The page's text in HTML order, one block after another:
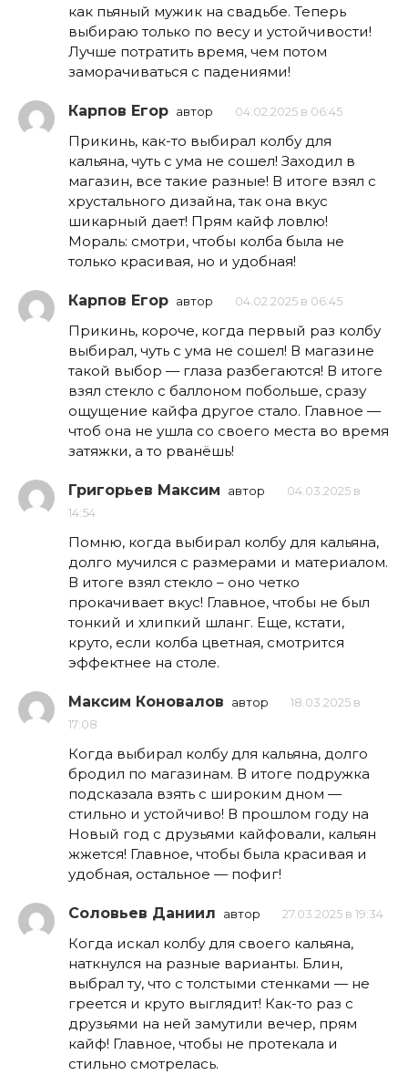
как пьяный мужик на свадьбе. Теперь
выбираю только по весу и устойчивости!
Лучше потратить время, чем потом
заморачиваться с падениями!
Карпов Егор автор 04.02.2025 в 06:45
Прикинь, как-то выбирал колбу для
кальяна, чуть с ума не сошел! Заходил в
магазин, все такие разные! В итоге взял с
хрустального дизайна, так она вкус
шикарный дает! Прям кайф ловлю!
Мораль: смотри, чтобы колба была не
только красивая, но и удобная!
Карпов Егор автор 04.02.2025 в 06:45
Прикинь, короче, когда первый раз колбу
выбирал, чуть с ума не сошел! В магазине
такой выбор — глаза разбегаются! В итоге
взял стекло с баллоном побольше, сразу
ощущение кайфа другое стало. Главное —
чтоб она не ушла со своего места во время
затяжки, а то рванёшь!
Григорьев Максим автор
04.03.2025 в
14:54
Помню, когда выбирал колбу для кальяна,
долго мучился с размерами и материалом.
В итоге взял стекло – оно четко
прокачивает вкус! Главное, чтобы не был
тонкий и хлипкий шланг. Еще, кстати,
круто, если колба цветная, смотрится
эффектнее на столе.
Максим Коновалов автор
18.03.2025 в
17:08
Когда выбирал колбу для кальяна, долго
бродил по магазинам. В итоге подружка
подсказала взять с широким дном —
стильно и устойчиво! В прошлом году на
Новый год с друзьями кайфовали, кальян
жжется! Главное, чтобы была красивая и
удобная, остальное — пофиг!
Соловьев Даниил автор 27.03.2025 в 19:34
Когда искал колбу для своего кальяна,
наткнулся на разные варианты. Блин,
выбрал ту, что с толстыми стенками — не
греется и круто выглядит! Как-то раз с
друзьями на ней замутили вечер, прям
кайф! Главное, чтобы не протекала и
стильно смотрелась.